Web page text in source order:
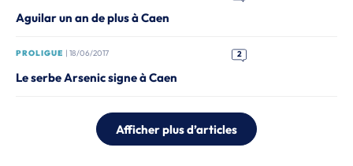
Aguilar un an de plus à Caen
PROLIGUE | 18/06/2017 2
Le serbe Arsenic signe à Caen
Afficher plus d’articles